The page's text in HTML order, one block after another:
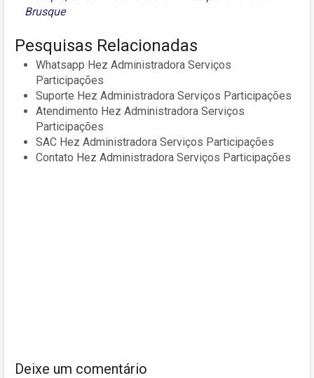
Brusque
Pesquisas Relacionadas
Whatsapp Hez Administradora Serviços
Participações
Suporte Hez Administradora Serviços Participações
Atendimento Hez Administradora Serviços
Participações
SAC Hez Administradora Serviços Participações
Contato Hez Administradora Serviços Participações
Deixe um comentário